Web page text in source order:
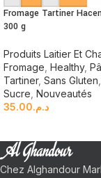
Fromage Tartiner
300 g
Produits Laitier Et
Fromage Healthy,
Tartiner, Sans Gluten
Sucre Nouveautés
د.م.35.00
Chez Alghandour